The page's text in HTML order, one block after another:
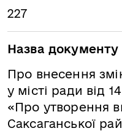
227
Назва документу
Про внесення
у місті ради від
«Про утворення
Саксаганської